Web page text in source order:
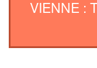
VIENNE :